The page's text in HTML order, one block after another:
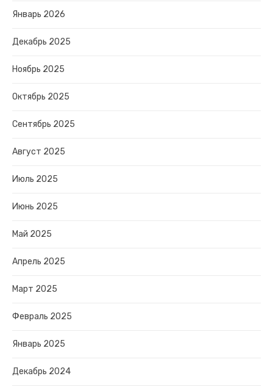
Январь 2026
Декабрь 2025
Ноябрь 2025
Октябрь 2025
Сентябрь 2025
Август 2025
Июль 2025
Июнь 2025
Май 2025
Апрель 2025
Март 2025
Февраль 2025
Январь 2025
Декабрь 2024